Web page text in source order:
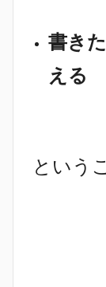
書き
える
という